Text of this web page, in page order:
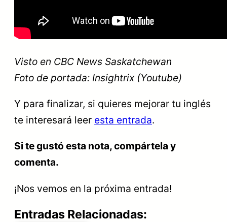
Visto en CBC News Saskatchewan
Foto de portada: Insightrix (Youtube)
Y para finalizar, si quieres mejorar tu inglés
te interesará leer esta entrada.
Si te gustó esta nota, compártela y
comenta.
¡Nos vemos en la próxima entrada!
Entradas Relacionadas: